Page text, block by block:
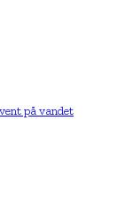
på vandet